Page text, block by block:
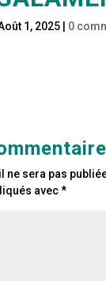
1, 2025| 0
ne sera pas
avec*